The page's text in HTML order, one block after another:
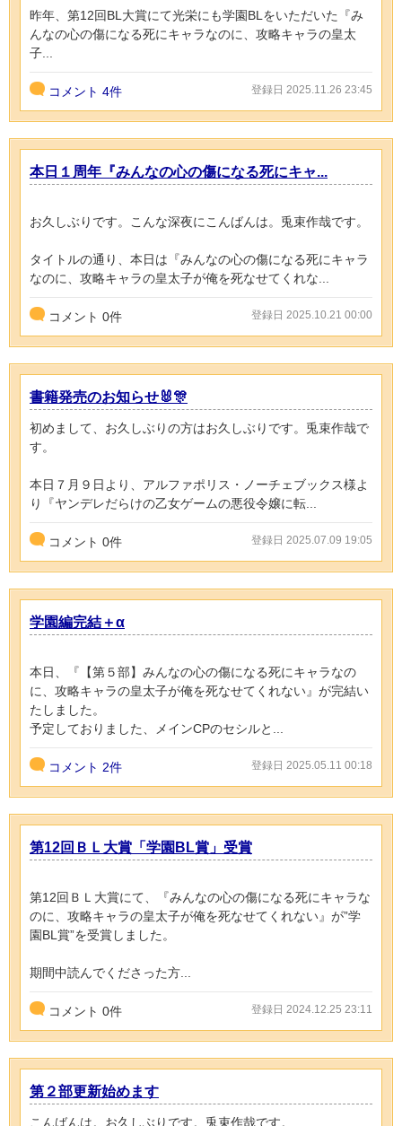
昨年、第12回BL大賞にて光栄にも学園BLをいただいた『み
んなの心の傷になる死にキャラなのに、攻略キャラの皇太
子...
コメント 4件 登録日 2025.11.26 23:45
本日１周年『みんなの心の傷になる死にキャ...
お久しぶりです。こんな深夜にこんばんは。兎束作哉です。
タイトルの通り、本日は『みんなの心の傷になる死にキャラ
なのに、攻略キャラの皇太子が俺を死なせてくれな...
コメント 0件 登録日 2025.10.21 00:00
書籍発売のお知らせ🐰🎊
初めまして、お久しぶりの方はお久しぶりです。兎束作哉で
す。
本日７月９日より、アルファポリス・ノーチェブックス様よ
り『ヤンデレだらけの乙女ゲームの悪役令嬢に転...
コメント 0件 登録日 2025.07.09 19:05
学園編完結＋α
本日、『【第５部】みんなの心の傷になる死にキャラなの
に、攻略キャラの皇太子が俺を死なせてくれない』が完結い
たしました。
予定しておりました、メインCPのセシルと...
コメント 2件 登録日 2025.05.11 00:18
第12回ＢＬ大賞「学園BL賞」受賞
第12回ＢＬ大賞にて、『みんなの心の傷になる死にキャラな
のに、攻略キャラの皇太子が俺を死なせてくれない』が”学
園BL賞”を受賞しました。
期間中読んでくださった方...
コメント 0件 登録日 2024.12.25 23:11
第２部更新始めます
こんばんは。お久しぶりです。兎束作哉です。